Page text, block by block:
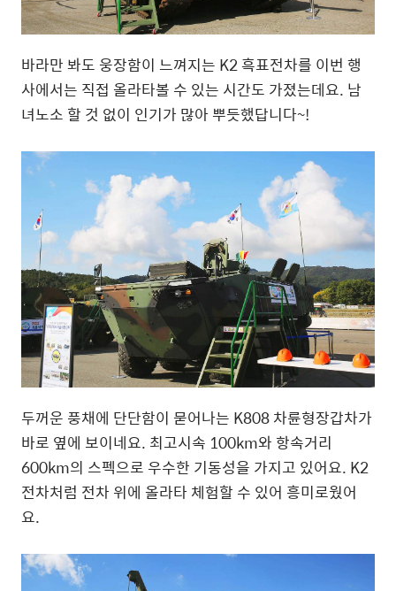
바라만 봐도 웅장함이 느껴지는 K2흑표전차를 이번 행
사에서는 직접 올라타볼 수 있는 시간도 가졌는데요. 남
녀노소 할 것 없이 인기가 많아 뿌듯했답니다~!
두꺼운 풍채에 단단함이 묻어나는 K808 차륜형장갑차가
바로 옆에 보이네요. 최고시속 100km와 항속거리
600km의 스펙으로 우수한 기동성을 가지고 있어요. K2
전차처럼 전차 위에 올라타 체험할 수 있어 흥미로웠어
요.